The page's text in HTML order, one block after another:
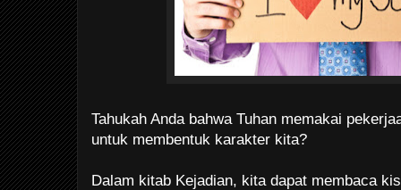
Tahukah Anda bahwa Tuhan memakai
untuk membentuk karakter kita?
Dalam kitab Kejadian, kita dapat membaca